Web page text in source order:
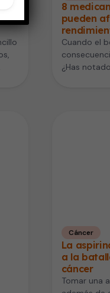
8
pueden
Cuando el
¿Has
Cáncer
La
a la
cáncer
Tomar una